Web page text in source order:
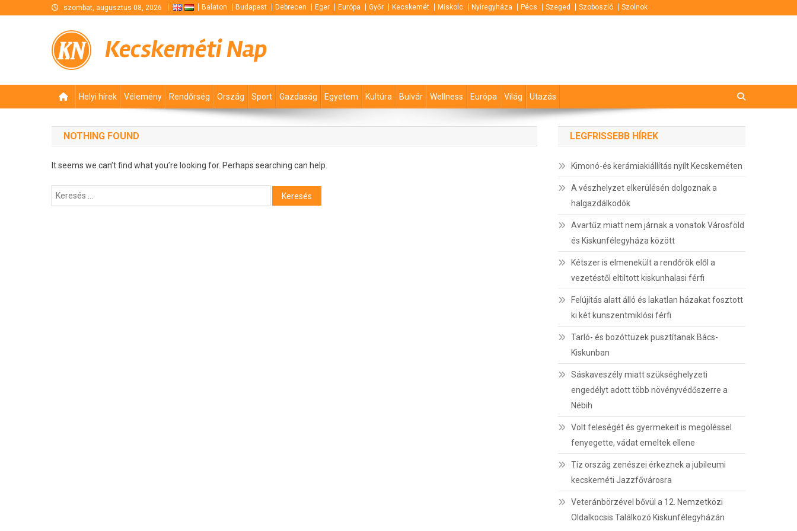
szombat, augusztus 08, 2026 Balaton Budapest Debrecen Eger Európa Győr Kecskemét Miskolc Nyíregyháza Pécs Szeged Szoboszló Szolnok
Kecskeméti Nap
Helyi hírek Vélemény Rendőrség Ország Sport Gazdaság Egyetem Kultúra Bulvár Wellness Európa Világ Utazás
NOTHING FOUND
It seems we can’t find what you’re looking for. Perhaps searching can help.
Keresés:
LEGFRISSEBB HÍREK
Kimonó-és kerámiakiállítás nyílt Kecskeméten
A vészhelyzet elkerülésén dolgoznak a
halgazdálkodók
Avartűz miatt nem járnak a vonatok Városföld
és Kiskunfélegyháza között
Kétszer is elmenekült a rendőrök elől a
vezetéstől eltiltott kiskunhalasi férfi
Felújítás alatt álló és lakatlan házakat fosztott
ki két kunszentmiklósi férfi
Tarló- és bozóttüzek pusztítanak Bács-
Kiskunban
Sáskaveszély miatt szükséghelyzeti
engedélyt adott több növényvédőszerre a
Nébih
Volt feleségét és gyermekeit is megöléssel
fenyegette, vádat emeltek ellene
Tíz ország zenészei érkeznek a jubileumi
kecskeméti Jazzfővárosra
Veteránbörzével bővül a 12. Nemzetközi
Oldalkocsis Találkozó Kiskunfélegyházán